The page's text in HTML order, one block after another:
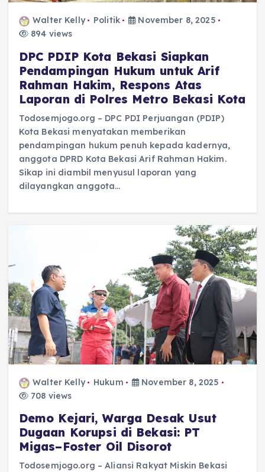
Walter Kelly Politik
November 8, 2025
894 views
DPC PDIP Kota Bekasi Siapkan
Pendampingan Hukum untuk Arif
Rahman Hakim, Respons Atas
Laporan di Polres Metro Bekasi Kota
Todosemjogo.org – DPC PDI Perjuangan (PDIP)
Kota Bekasi menyatakan memberikan
pendampingan hukum penuh kepada kadernya,
anggota DPRD Kota Bekasi Arif Rahman Hakim.
Sikap ini diambil menyusul laporan yang
dilayangkan anggota…
Walter Kelly Hukum
November 8, 2025
708 views
Demo Kejari, Warga Desak Usut
Dugaan Korupsi di Bekasi: PT
Migas–Foster Oil Disorot
Todosemjogo.org – Aliansi Rakyat Miskin Bekasi